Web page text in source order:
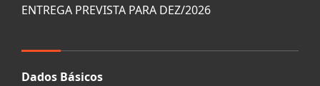
ENTREGA PREVISTA PARA DEZ/2026
Dados Básicos